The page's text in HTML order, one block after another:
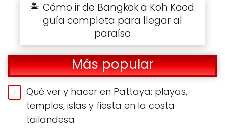
🏝️ Cómo ir de Bangkok a Koh Kood:
guía completa para llegar al
paraíso
Más popular
Qué ver y hacer en Pattaya: playas,
templos, islas y fiesta en la costa
tailandesa